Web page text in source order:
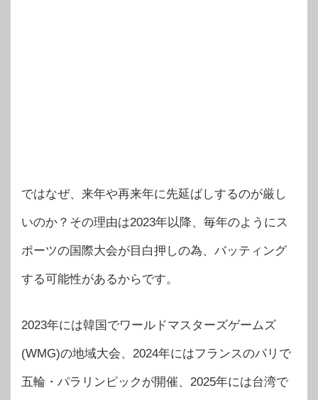
ではなぜ、来年や再来年に先延ばしするのが厳し
いのか？その理由は2023年以降、毎年のようにス
ポーツの国際大会が目白押しの為、バッティング
する可能性があるからです。
2023年には韓国でワールドマスターズゲームズ
(WMG)の地域大会、2024年にはフランスのパリで
五輪・パラリンピックが開催、2025年には台湾で